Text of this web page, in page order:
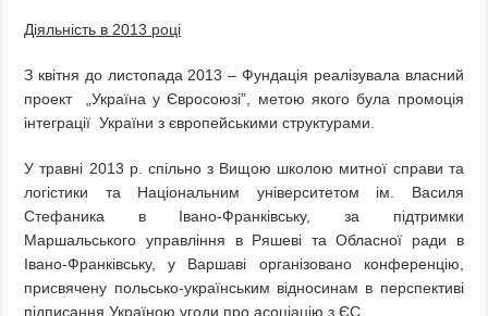
Діяльність в 2013 році
З квітня до листопада 2013 – Фундація реалізувала власний
проект „Україна у Євросоюзі”, метою якого була промоція
інтеграції України з європейськими структурами.
У травні 2013 р. спільно з Вищою школою митної справи та
логістики та Національним університетом ім. Василя
Стефаника в Івано-Франківську, за підтримки
Маршальського управління в Ряшеві та Обласної ради в
Івано-Франківську, у Варшаві організовано конференцію,
присвячену польсько-українським відносинам в перспективі
підписання Україною угоди про асоціацію з ЄС.